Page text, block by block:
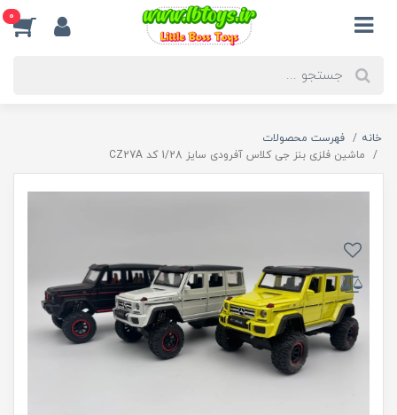
0
خانه
فهرست محصولات
ماشین فلزی بنز جی کلاس آفرودی سایز 1/28 کد CZ27A